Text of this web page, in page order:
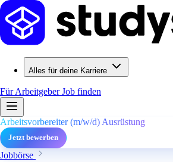
Alles für deine Karriere
Für ArbeitgeberJob finden
Arbeitsvorbereiter (m/w/d) Ausrüstung
Jetzt bewerben
Jobbörse